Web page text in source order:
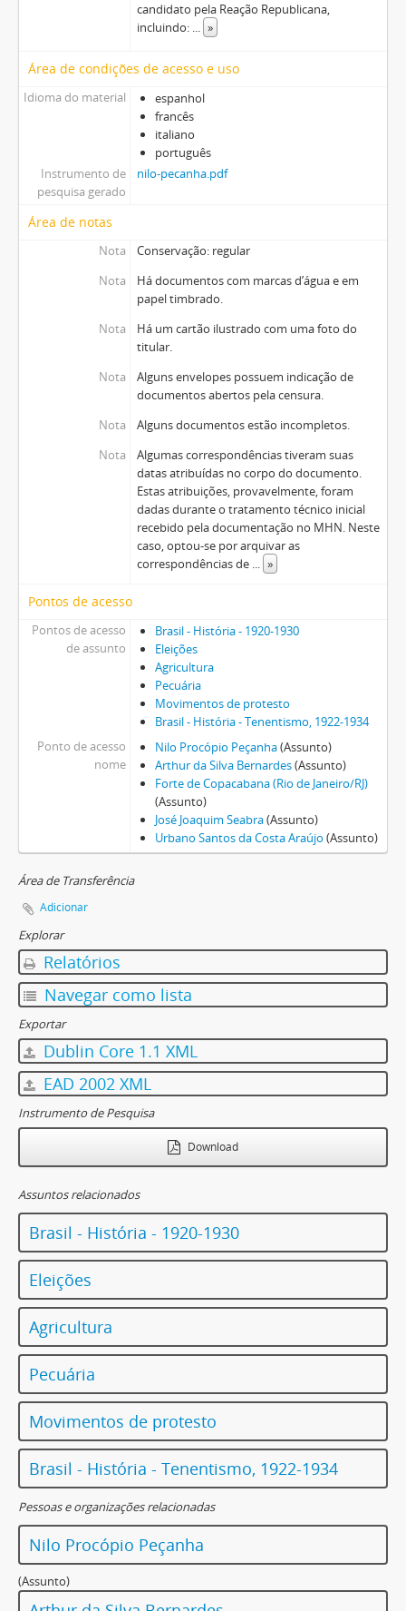
candidato pela Reação Republicana,
incluindo: ... »
Área de condições de acesso e uso
Idioma do material
espanhol
francês
italiano
português
Instrumento de
pesquisa gerado
nilo-pecanha.pdf
Área de notas
Nota
Conservação: regular
Nota
Há documentos com marcas d’água e em
papel timbrado.
Nota
Há um cartão ilustrado com uma foto do
titular.
Nota
Alguns envelopes possuem indicação de
documentos abertos pela censura.
Nota
Alguns documentos estão incompletos.
Nota
Algumas correspondências tiveram suas
datas atribuídas no corpo do documento.
Estas atribuições, provavelmente, foram
dadas durante o tratamento técnico inicial
recebido pela documentação no MHN. Neste
caso, optou-se por arquivar as
correspondências de ... »
Pontos de acesso
Pontos de acesso
de assunto
Brasil - História - 1920-1930
Eleições
Agricultura
Pecuária
Movimentos de protesto
Brasil - História - Tenentismo, 1922-1934
Ponto de acesso
nome
Nilo Procópio Peçanha(Assunto)
Arthur da Silva Bernardes(Assunto)
Forte de Copacabana (Rio de Janeiro/RJ)
(Assunto)
José Joaquim Seabra(Assunto)
Urbano Santos da Costa Araújo (Assunto)
Área de Transferência
Adicionar
Explorar
Relatórios
Navegar como lista
Exportar
Dublin Core 1.1 XML
EAD 2002 XML
Instrumento de Pesquisa
Download
Assuntos relacionados
Brasil - História - 1920-1930
Eleições
Agricultura
Pecuária
Movimentos de protesto
Brasil - História - Tenentismo, 1922-1934
Pessoas e organizações relacionadas
Nilo Procópio Peçanha
(Assunto)